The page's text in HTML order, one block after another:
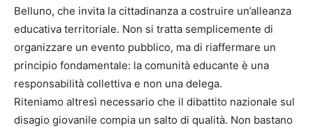
Belluno, che invita la cittadinanza a costruire un’alleanza
educativa territoriale. Non si tratta semplicemente di
organizzare un evento pubblico, ma di riaffermare un
principio fondamentale: la comunità educante è una
responsabilità collettiva e non una delega.
Riteniamo altresì necessario che il dibattito nazionale sul
disagio giovanile compia un salto di qualità. Non bastano